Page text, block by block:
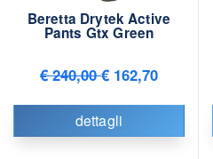
Beretta Drytek Active
Pants Gtx Green
€ 240,00€ 162,70
dettagli